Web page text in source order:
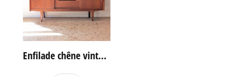
Enfilade chêne vintage portes coulissantes